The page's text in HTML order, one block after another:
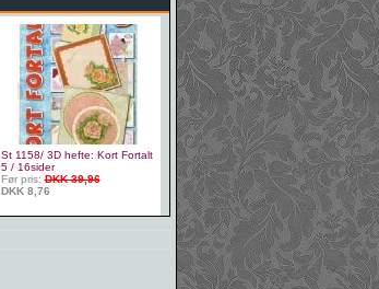
St 1158/ 3D hefte: Kort Fortalt
5 / 16sider
Før pris:DKK 39,96
DKK 8,76